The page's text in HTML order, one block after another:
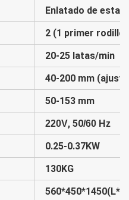
Enlatado de
2 (1 primer
20-25 latas/min
40-200 mm
50-153 mm
220V, 50/60 Hz
0.25-0.37KW
130KG